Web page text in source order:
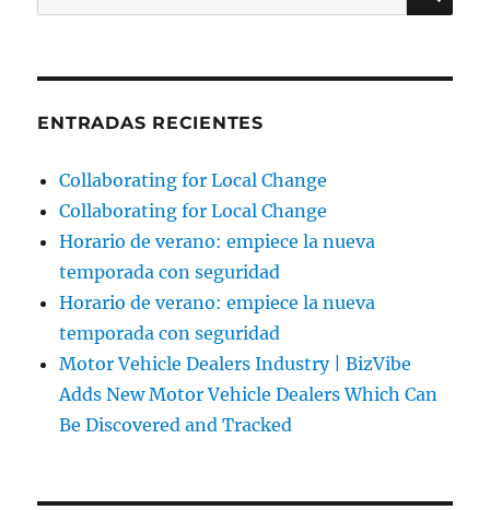
por:
ENTRADAS RECIENTES
Collaborating for Local Change
Collaborating for Local Change
Horario de verano: empiece la nueva
temporada con seguridad
Horario de verano: empiece la nueva
temporada con seguridad
Motor Vehicle Dealers Industry | BizVibe
Adds New Motor Vehicle Dealers Which Can
Be Discovered and Tracked